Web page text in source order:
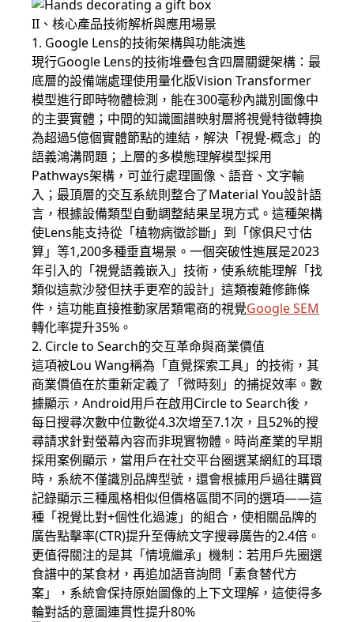
II、核心產品技術解析與應用場景
1. Google Lens的技術架構與功能演進
現行Google Lens的技術堆疊包含四層關鍵架構：最
底層的設備端處理使用量化版Vision Transformer
模型進行即時物體檢測，能在300毫秒內識別圖像中
的主要實體；中間的知識圖譜映射層將視覺特徵轉換
為超過5億個實體節點的連結，解決「視覺-概念」的
語義鴻溝問題；上層的多模態理解模型採用
Pathways架構，可並行處理圖像、語音、文字輸
入；最頂層的交互系統則整合了Material You設計語
言，根據設備類型自動調整結果呈現方式。這種架構
使Lens能支持從「植物病徵診斷」到「傢俱尺寸估
算」等1,200多種垂直場景。一個突破性進展是2023
年引入的「視覺語義嵌入」技術，使系統能理解「找
類似這款沙發但扶手更窄的設計」這類複雜修飾條
件，這功能直接推動家居類電商的視覺Google SEM
轉化率提升35%。
2. Circle to Search的交互革命與商業價值
這項被Lou Wang稱為「直覺探索工具」的技術，其
商業價值在於重新定義了「微時刻」的捕捉效率。數
據顯示，Android用戶在啟用Circle to Search後，
每日搜尋次數中位數從4.3次增至7.1次，且52%的搜
尋請求針對螢幕內容而非現實物體。時尚產業的早期
採用案例顯示，當用戶在社交平台圈選某網紅的耳環
時，系統不僅識別品牌型號，還會根據用戶過往購買
記錄顯示三種風格相似但價格區間不同的選項——這
種「視覺比對+個性化過濾」的組合，使相關品牌的
廣告點擊率(CTR)提升至傳統文字搜尋廣告的2.4倍。
更值得關注的是其「情境繼承」機制：若用戶先圈選
食譜中的某食材，再追加語音詢問「素食替代方
案」，系統會保持原始圖像的上下文理解，這使得多
輪對話的意圖連貫性提升80%